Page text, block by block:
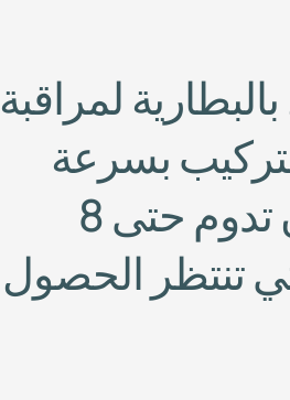
بالبطار ية لمر اقبة
تركيب بسر عة
تدوم حتى8
يتنتظر الحصول